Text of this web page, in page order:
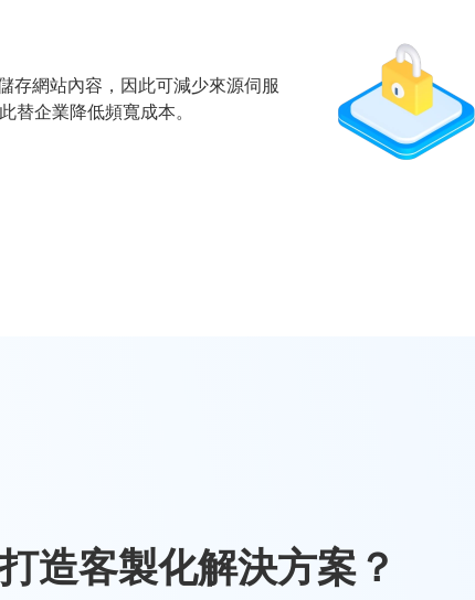
存網站內容，因此可減少來源伺服
替企業降低頻寬成本。
造客製化解決方案？